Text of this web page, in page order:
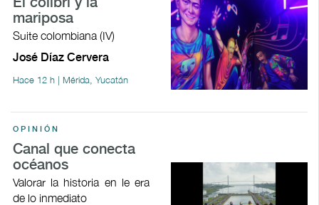
mariposa
Suite colombiana (IV)
José Díaz Cervera
Hace 12 h | Mérida, Yucatán
OPINIÓN
Canal que conecta
océanos
Valorar la historia en le era
de lo inmediato